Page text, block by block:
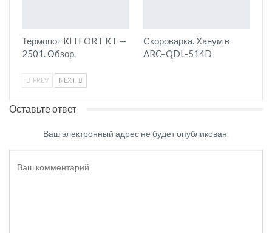
Термопот KITFORT KT —
2501. Обзор.
Скороварка. Ханум в
ARC–QDL-514D
PREV NEXT
Оставьте ответ
Ваш электронный адрес не будет опубликован.